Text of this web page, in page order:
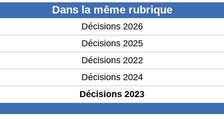
Dans la même rubrique
Décisions 2026
Décisions 2025
Décisions 2022
Décisions 2024
Décisions 2023